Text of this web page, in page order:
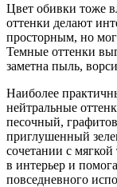
Цвет обивки тоже
оттенки делают
просторным, но
Темные оттенки
заметна пыль,
Наиболее
нейтральные
песочный,
приглушенный
сочетании с
в интерьер и
повседневного